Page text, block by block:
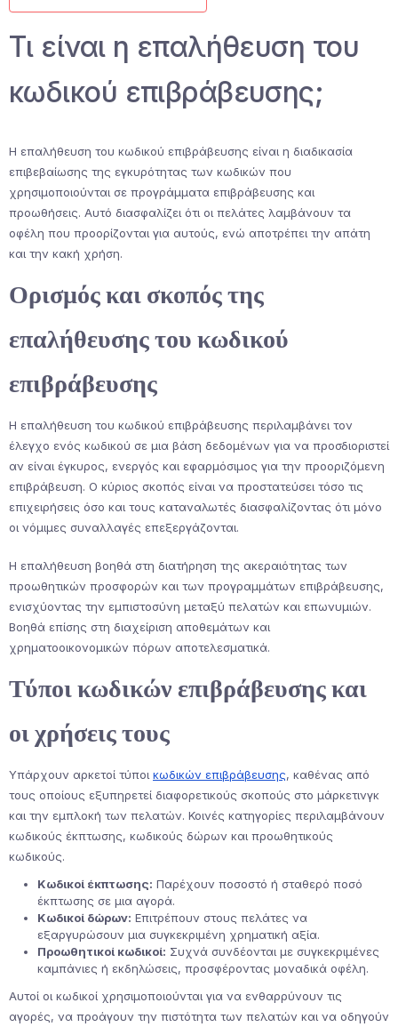
Τι είναι η επαλήθευση του
κωδικού επιβράβευσης;
Η επαλήθευση του κωδικού επιβράβευσης είναι η διαδικασία
επιβεβαίωσης της εγκυρότητας των κωδικών που
χρησιμοποιούνται σε προγράμματα επιβράβευσης και
προωθήσεις. Αυτό διασφαλίζει ότι οι πελάτες λαμβάνουν τα
οφέλη που προορίζονται για αυτούς, ενώ αποτρέπει την απάτη
και την κακή χρήση.
Ορισμός και σκοπός της
επαλήθευσης του κωδικού
επιβράβευσης
Η επαλήθευση του κωδικού επιβράβευσης περιλαμβάνει τον
έλεγχο ενός κωδικού σε μια βάση δεδομένων για να προσδιοριστεί
αν είναι έγκυρος, ενεργός και εφαρμόσιμος για την προοριζόμενη
επιβράβευση. Ο κύριος σκοπός είναι να προστατεύσει τόσο τις
επιχειρήσεις όσο και τους καταναλωτές διασφαλίζοντας ότι μόνο
οι νόμιμες συναλλαγές επεξεργάζονται.
Η επαλήθευση βοηθά στη διατήρηση της ακεραιότητας των
προωθητικών προσφορών και των προγραμμάτων επιβράβευσης,
ενισχύοντας την εμπιστοσύνη μεταξύ πελατών και επωνυμιών.
Βοηθά επίσης στη διαχείριση αποθεμάτων και
χρηματοοικονομικών πόρων αποτελεσματικά.
Τύποι κωδικών επιβράβευσης και
οι χρήσεις τους
Υπάρχουν αρκετοί τύποι κωδικών επιβράβευσης, καθένας από
τους οποίους εξυπηρετεί διαφορετικούς σκοπούς στο μάρκετινγκ
και την εμπλοκή των πελατών. Κοινές κατηγορίες περιλαμβάνουν
κωδικούς έκπτωσης, κωδικούς δώρων και προωθητικούς
κωδικούς.
Κωδικοί έκπτωσης: Παρέχουν ποσοστό ή σταθερό ποσό
έκπτωσης σε μια αγορά.
Κωδικοί δώρων: Επιτρέπουν στους πελάτες να
εξαργυρώσουν μια συγκεκριμένη χρηματική αξία.
Προωθητικοί κωδικοί: Συχνά συνδέονται με συγκεκριμένες
καμπάνιες ή εκδηλώσεις, προσφέροντας μοναδικά οφέλη.
Αυτοί οι κωδικοί χρησιμοποιούνται για να ενθαρρύνουν τις
αγορές, να προάγουν την πιστότητα των πελατών και να οδηγούν